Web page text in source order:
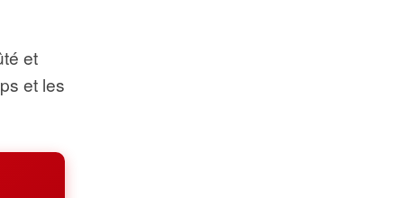
et
et les